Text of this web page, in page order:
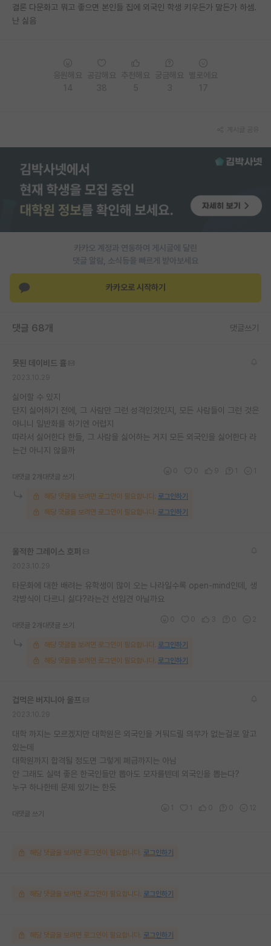
홍보 게시판
재팬라운지 🌸
결론 다문화고 뭐고 좋으면 본인들 집에 외국인 학생 키우든가 말든가 하셈.
난 싫음
카카오 계정과 연동하여 게시글에 달린
댓글 알람, 소식등을 빠르게 받아보세요
카카오로 시작하기
댓글 68개 댓글쓰기
못된 데이비드 흄
싫어할 수 있지
단지 싫어하기 전에, 그 사람만 그런 성격인것인지, 모든 사람들이 그런 것은
아니니 일반화를 하기엔 어렵지
따라서 싫어한다 한들, 그 사람을 싫어하는 거지 모든 외국인을 싫어한다 라
는건 아니지 않을까
대댓글 2개 대댓글 쓰기
해당 댓글을 보려면 로그인이 필요합니다. 로그인하기
해당 댓글을 보려면 로그인이 필요합니다. 로그인하기
울적한 그레이스 호퍼
타문화에 대한 배려는 유학생이 많이 오는 나라일수록 open-mind인데, 생
각방식이 다르니 싫다?라는건 선입견 아닐까요
대댓글 2개 대댓글 쓰기
해당 댓글을 보려면 로그인이 필요합니다. 로그인하기
해당 댓글을 보려면 로그인이 필요합니다. 로그인하기
겁먹은 버지니아 울프
대학 까지는 모르겠지만 대학원은 외국인을 거둬드릴 의무가 없는걸로 알고
있는데
대학원까지 합격될 정도면 그렇게 폐급까지는 아님
안 그래도 실력 좋은 한국인들만 뽑아도 모자를텐데 외국인을 뽑는다?
누구 하나한테 문제 있기는 한듯
대댓글 쓰기
해당 댓글을 보려면 로그인이 필요합니다. 로그인하기
해당 댓글을 보려면 로그인이 필요합니다. 로그인하기
해당 댓글을 보려면 로그인이 필요합니다. 로그인하기